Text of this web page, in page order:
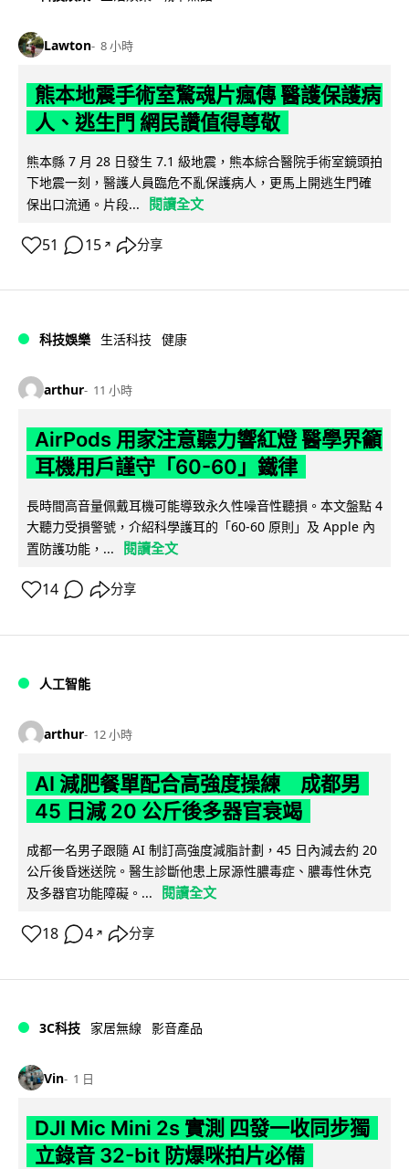
Lawton 8 小時
熊本地震手術室驚魂片瘋傳 醫護保護病
人、逃生門 網民讚值得尊敬
熊本縣 7 月 28 日發生 7.1 級地震，熊本綜合醫院手術室鏡頭拍
下地震一刻，醫護人員臨危不亂保護病人，更馬上開逃生門確
保出口流通。片段...
閱讀全文
51 15 ↗ 分享
科技娛樂 生活科技 健康
arthur 11 小時
AirPods 用家注意聽力響紅燈 醫學界籲
耳機用戶謹守「60-60」鐵律
長時間高音量佩戴耳機可能導致永久性噪音性聽損。本文盤點 4
大聽力受損警號，介紹科學護耳的「60-60 原則」及 Apple 內
置防護功能，...
閱讀全文
14 分享
人工智能
arthur 12 小時
AI 減肥餐單配合高強度操練 成都男
45 日減 20 公斤後多器官衰竭
成都一名男子跟隨 AI 制訂高強度減脂計劃，45 日內減去約 20
公斤後昏迷送院。醫生診斷他患上尿源性膿毒症、膿毒性休克
及多器官功能障礙。...
閱讀全文
18 4 ↗ 分享
3C科技 家居無線 影音產品
Vin 1 日
DJI Mic Mini 2s 實測 四發一收同步獨
立錄音 32-bit 防爆咪拍片必備